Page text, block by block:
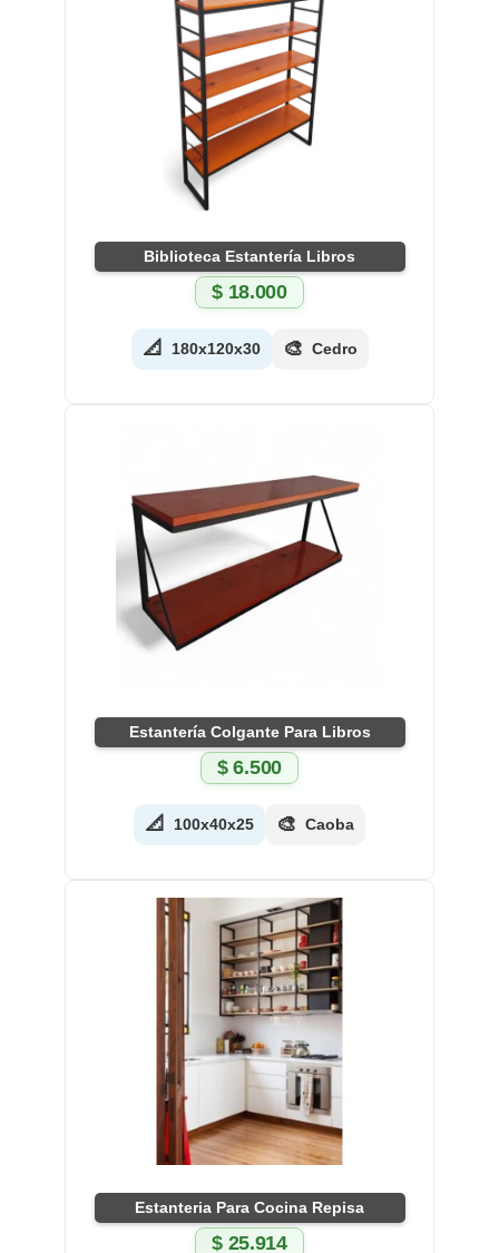
Biblioteca Estantería Libros
$18.000
📐 180x120x30 🎨 Cedro
Estantería Colgante Para Libros
$6.500
📐 100x40x25 🎨 Caoba
Estanteria Para Cocina Repisa
$25.914